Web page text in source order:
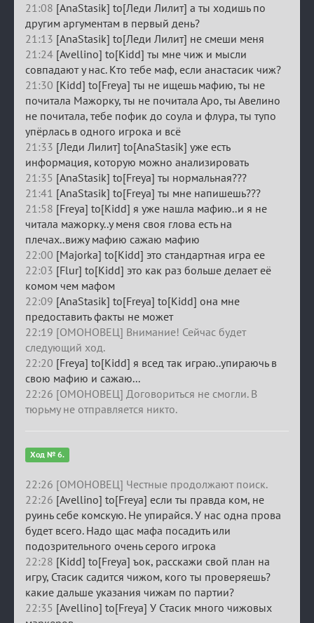
21:08 [AnaStasik] to[Леди Лилит] а ты ходишь по
другим аргументам в первый день?
21:13 [AnaStasik] to[Леди Лилит] не смеши меня
21:24 [Avellino] to[Kidd] ты мне чиж и мысли
совпадают у нас. Кто тебе маф, если анастасик чиж?
21:30 [Kidd] to[Freya] ты не ищешь мафию, ты не
почитала Мажорку, ты не почитала Аро, ты Авелино
не почитала, тебе пофик до соула и флура, ты тупо
упёрлась в одного игрока и всё
21:33 [Леди Лилит] to[AnaStasik] уже есть
информация, которую можно анализировать
21:35 [AnaStasik] to[Freya] ты нормальная???
21:41 [AnaStasik] to[Freya] ты мне напишешь???
21:58 [Freya] to[Kidd] я уже нашла мафию..и я не
читала мажорку..у меня своя глова есть на
плечах..вижу мафию сажаю мафию
22:00 [Majorka] to[Kidd] это стандартная игра ее
22:03 [Flur] to[Kidd] это как раз больше делает её
комом чем мафом
22:09 [AnaStasik] to[Freya] to[Kidd] она мне
предоставить факты не может
22:19 [ОМОНОВЕЦ] Внимание! Сейчас будет
следующий ход.
22:20 [Freya] to[Kidd] я всед так играю..упираючь в
свою мафию и сажаю...
22:26 [ОМОНОВЕЦ] Договориться не смогли. В
тюрьму не отправляется никто.
Ход № 6.
22:26 [ОМОНОВЕЦ] Честные продолжают поиск.
22:26 [Avellino] to[Freya] если ты правда ком, не
руинь себе комскую. Не упирайся. У нас одна прова
будет всего. Надо щас мафа посадить или
подозрительного очень серого игрока
22:28 [Kidd] to[Freya] ъок, расскажи свой план на
игру, Стасик садится чижом, кого ты проверяешь?
какие дальше указания чижам по партии?
22:35 [Avellino] to[Freya] У Стасик много чижовых